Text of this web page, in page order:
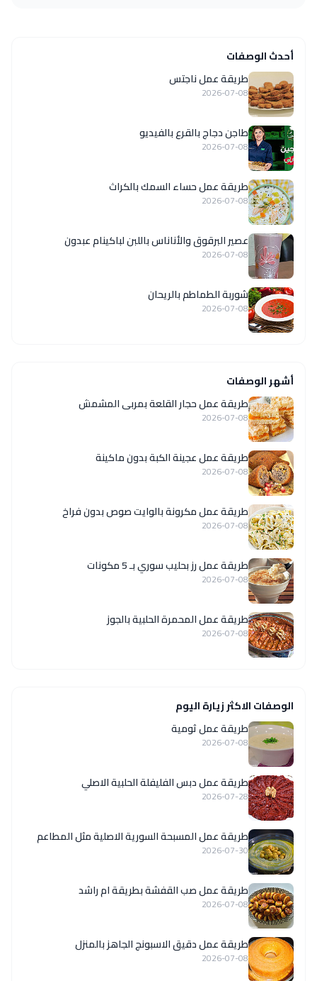
أحدث الوصفات
طريقة عمل ناجتس
2026-07-08
طاجن دجاج بالقرع بالفيديو
2026-07-08
طريقة عمل حساء السمك بالكراث
2026-07-08
عصير البرقوق والأناناس باللبن لباكينام عبدون
2026-07-08
شوربة الطماطم بالريحان
2026-07-08
أشهر الوصفات
طريقة عمل حجار القلعة بمربى المشمش
2026-07-08
طريقة عمل عجينة الكبة بدون ماكينة
2026-07-08
طريقة عمل مكرونة بالوايت صوص بدون فراخ
2026-07-08
طريقة عمل رز بحليب سوري بـ 5 مكونات
2026-07-08
طريقة عمل المحمرة الحلبية بالجوز
2026-07-08
الوصفات الاكثر زيارة اليوم
طريقة عمل ثومية
2026-07-08
طريقة عمل دبس الفليفلة الحلبية الاصلي
2026-07-28
‏طريقة عمل المسبحة السورية الاصلية مثل المطاعم
2026-07-30
طريقة عمل صب القفشة بطريقة ام راشد
2026-07-08
طريقة عمل دقيق الاسبونج الجاهز بالمنزل
2026-07-08